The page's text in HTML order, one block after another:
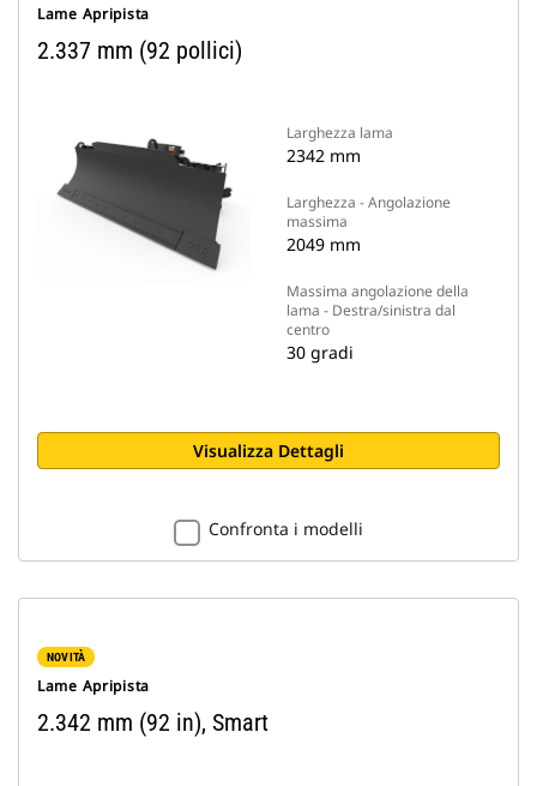
Lame Apripista
2.337 mm (92 pollici)
Larghezza lama
2342 mm
Larghezza - Angolazione
massima
2049 mm
Massima angolazione della
lama - Destra/sinistra dal
centro
30 gradi
Visualizza Dettagli
Confronta i modelli
NOVITÀ
Lame Apripista
2.342 mm (92 in), Smart